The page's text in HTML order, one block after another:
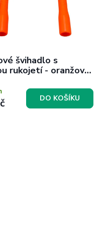
švihadlo s
rukojetí - oranžovo
DO KOŠÍKU